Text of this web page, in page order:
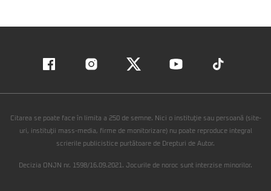
Citarea se poate face în limita a 250 de semne. Nici o instituţie sau persoană (site-
uri, instituţii mass-media, firme de monitorizare) nu poate reproduce integral
scrierile publicistice purtătoare de Drepturi de Autor.
Decizia ONJN nr. 1598/16.09.2021. Jocurile de noroc sunt interzise minorilor.